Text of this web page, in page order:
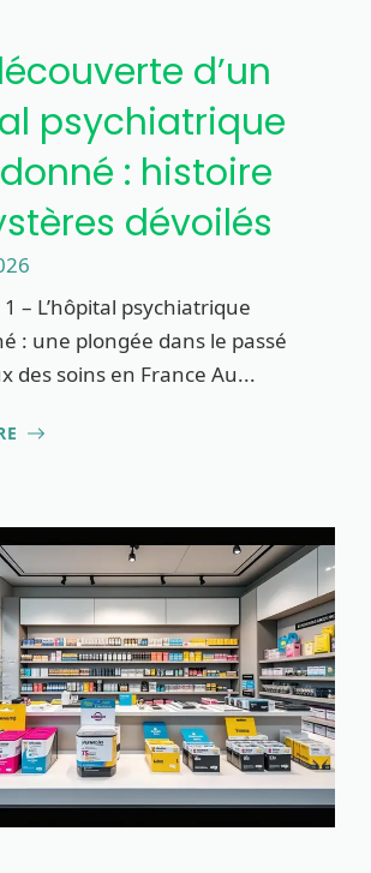
d’un
psychiatrique
: histoire
dévoilés
– L’hôpital psychiatrique
: une plongée dans le passé
des soins en France Au...